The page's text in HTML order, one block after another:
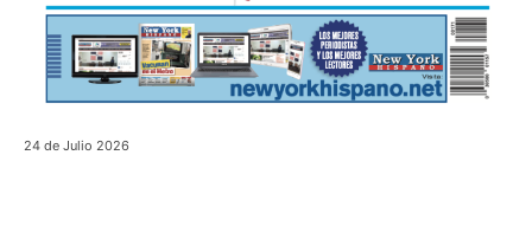
24 de Julio 2026